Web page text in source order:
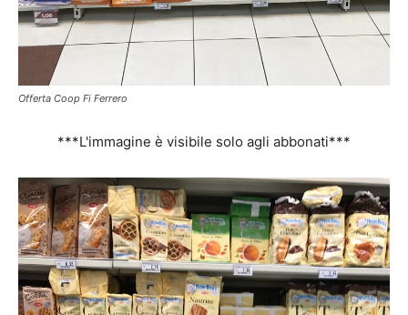
Offerta Coop Fi Ferrero
***L'immagine è visibile solo agli abbonati***